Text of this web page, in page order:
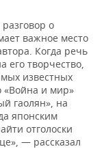
о
важное место
Когда речь
его творчество,
известных
«Война и мир»
гаолян», на
японским
отголоски
— рассказал